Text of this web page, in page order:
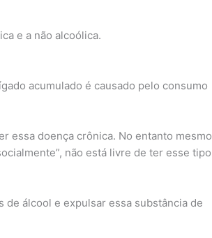
e a não alcoólica.
acumulado é causado pelo consumo
essa doença crônica. No entanto mesmo
não está livre de ter esse tipo
de álcool e expulsar essa substância de